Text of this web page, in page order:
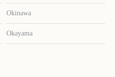
Okinawa
Okayama